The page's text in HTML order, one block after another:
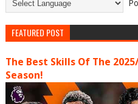
FEATURED POST
The Best Skills Of The
Season!